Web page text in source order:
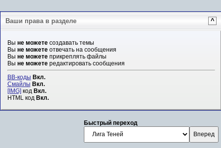
Ваши права в разделе ^
Вы не можетесоздавать темы
Вы не можетеотвечать на сообщения
Вы не можетеприкреплять файлы
Вы не можетередактировать сообщения
BB-коды Вкл.
Смайлы Вкл.
[IMG]код Вкл.
HTML код Вкл.
Быстрый переход